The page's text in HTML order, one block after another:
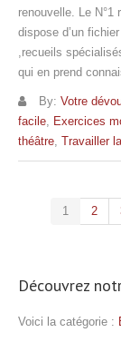
renouvelle. Le
dispose d’un
,recueils
qui en prend
By: Votre
facile, Exercices
théâtre, Travailler
1 2
Découvrez
Voici la catégorie :